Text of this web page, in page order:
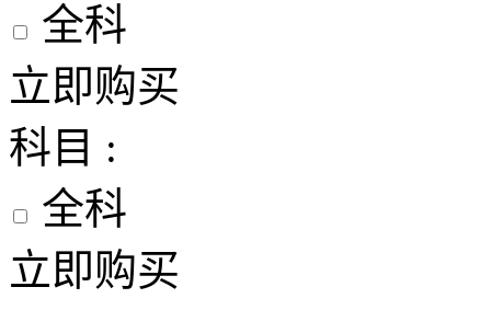
全科
立即购买
科目 :
全科
立即购买